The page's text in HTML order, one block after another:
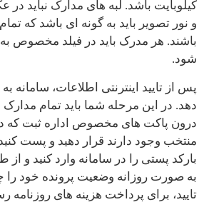
کیلوبایت باشد. لبه های مدارک نباید
و نور تصویر باید به گونه ای باشد که
باشند. هر مدرک باید در فیلد مخصوص
شود.
پس از تایید اینترنتی اطلاعات،
دهد. در این مرحله شما باید تمام مدارک
درون پاکت های مخصوص اداره ثبت که
منتخب وجود دارند قرار دهید و پست
بارکد پستی را در سامانه وارد کنید و از
به صورت روزانه وضعیت پرونده خود را
تایید، برای پرداخت هزینه های روزنامه